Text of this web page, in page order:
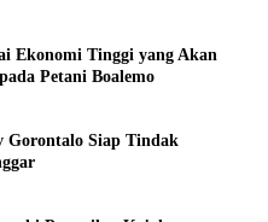
Ekonomi Tinggi yang Akan
Petani Boalemo
Gorontalo Siap Tindak